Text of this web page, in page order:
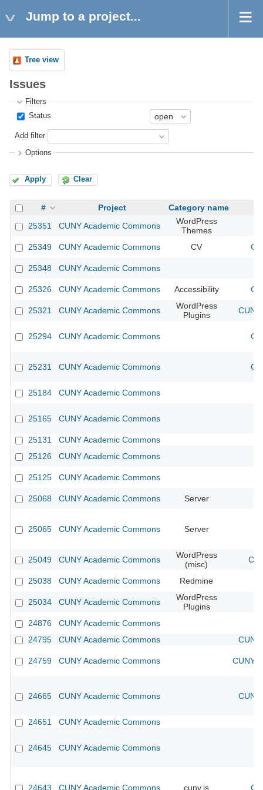
Jump to a project...
Tree view
Issues
Filters
Status
Add filter
Options
Apply Clear
# Project
Category name
25351
CUNY Academic Commons
WordPress
Themes
25349
CUNY Academic Commons CV
25348 CUNY Academic Commons
25326 CUNY Academic Commons Accessibility
25321 CUNY Academic Commons
WordPress
Plugins
25294 CUNY Academic Commons
25231 CUNY Academic Commons
25184 CUNY Academic Commons
25165 CUNY Academic Commons
25131
CUNY Academic Commons
25126
CUNY Academic Commons
25125 CUNY Academic Commons
25068 CUNY Academic Commons Server
25065 CUNY Academic Commons Server
25049 CUNY Academic Commons
WordPress
(misc)
25038 CUNY Academic Commons Redmine
25034 CUNY Academic Commons
WordPress
Plugins
24876
CUNY Academic Commons
24795
CUNY Academic Commons
24759 CUNY Academic Commons CUNY
24665 CUNY Academic Commons
24651 CUNY Academic Commons
24645 CUNY Academic Commons
24643 CUNY Academic Commons cuny.is